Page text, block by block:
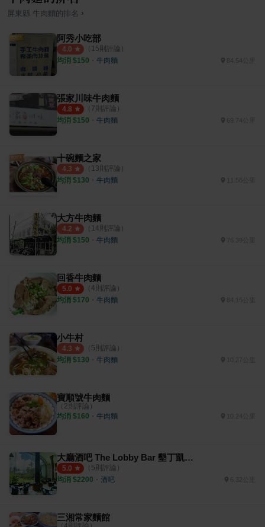
屏東縣 牛肉麵的排名 ›
阿秀小吃部
4.0 （ 15則評論）
均消 $150 ・ 牛肉麵 84.54公里
張家川味牛肉麵
4.8 （ 7則評論）
均消 $150 ・ 牛肉麵 69.74公里
十碗麵之家
4.3 （ 13則評論）
均消 $130 ・ 牛肉麵 11.56公里
大方牛肉麵
4.2 （ 14則評論）
均消 $150 ・ 牛肉麵
回香牛肉麵
5.0 （ 4則評論）
均消 $170 ・ 牛肉麵 84.15公里
小牛村
4.3 （ 5則評論）
均消 $130 ・ 牛肉麵
寶順號牛肉麵
（ 2則評論）
均消 $160 ・ 牛肉麵 10.24公里
大廳酒吧 The Lobby Bar 墾丁凱撒大飯店
5.0 （ 5則評論）
均消 $2200 ・ 酒吧
三湘常家麵館